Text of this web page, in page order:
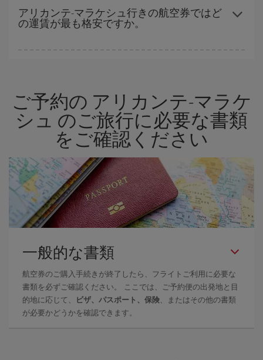
空席数および格安運賃（エコノミー）のご利用可能な残数に応じ
ます。 このため、 格安航空券を獲得するには早い時期でのご購入
アリカンテ-マラケシュ行きの航空券ではど
の運賃が最も格安ですか。
ご予約の アリカンテ-マラケ
シュ のご旅行に必要な書類
をご確認ください
一般的な書類
航空券のご購入手続きが終了したら、フライトご利用に必要な
書類を必ずご確認ください。 ここでは、ご予約便の出発地と目
的地に応じて、
ビザ、パスポート、保険、またはその他の書類
が必要かどうかを確認できます。